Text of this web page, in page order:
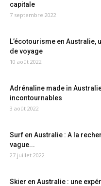
capitale
7 septembre 2022
L’écotourisme en Australie,
de voyage
10 août 2022
Adrénaline made in
incontournables
3 août 2022
Surf en Australie : A la
vague...
27 juillet 2022
Skier en Australie : une